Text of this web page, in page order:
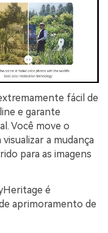
fácil de
e garante
Você move o
a mudança
para as imagens
é
aprimoramento de